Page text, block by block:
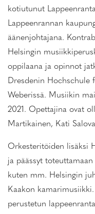
kotiutunut
Lappeenrannan
äänenjohtajana.
Helsingin
oppilaana ja opinnot
Dresdenin
Weberissä. Musiikin
2021. Opettajina ovat
Martikainen, Kati
Orkesteritöiden lisäksi
ja päässyt
kuten mm. Helsingin
Kaakon
perustetun